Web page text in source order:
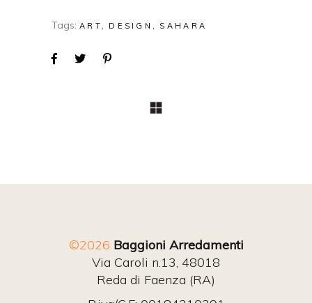
Tags: ART DESIGN SAHARA
©2026 Baggioni Arredamenti
Via Caroli n.13, 48018
Reda di Faenza (RA)